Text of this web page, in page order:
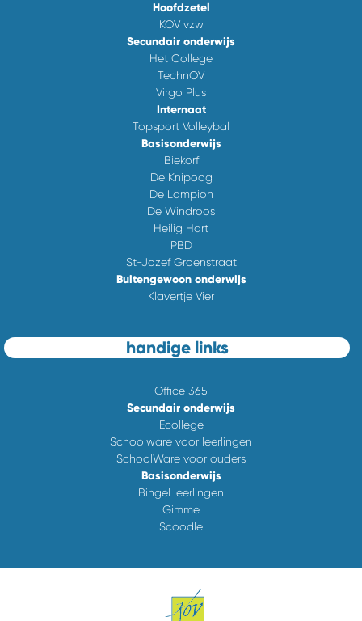
Hoofdzetel
KOV vzw
Secundair onderwijs
Het College
TechnOV
Virgo Plus
Internaat
Topsport Volleybal
Basisonderwijs
Biekorf
De Knipoog
De Lampion
De Windroos
Heilig Hart
PBD
St-Jozef Groenstraat
Buitengewoon onderwijs
Klavertje Vier
handige links
Office 365
Secundair onderwijs
Ecollege
Schoolware voor leerlingen
SchoolWare voor ouders
Basisonderwijs
Bingel leerlingen
Gimme
Scoodle